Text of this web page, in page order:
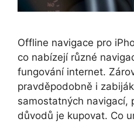
Offline navigace pro
co nabízejí různé
fungování internet.
pravděpodobně i
samostatných navigací,
důvodů je kupovat. Co